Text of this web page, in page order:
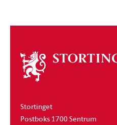
Om
stortinget
Stortinget
Postboks 1700 Sentrum